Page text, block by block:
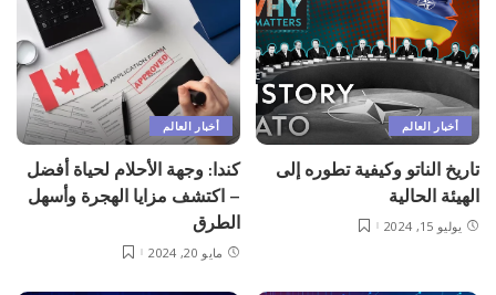
أخبار العالم
تاريخ الناتو وكيفية تطوره إلى
الهيئة الحالية
يوليو 15, 2024
أخبار العالم
كندا: وجهة الأحلام لحياة أفضل
– اكتشف مزايا الهجرة وأسهل
الطرق
مايو 20, 2024